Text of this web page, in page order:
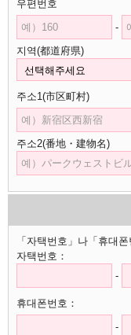
우편번호
-
지역(都道府県)
주소1(市区町村)
주소2(番地・建物名)
「자택번호」나「휴대
자택번호：
-
휴대폰번호：
-